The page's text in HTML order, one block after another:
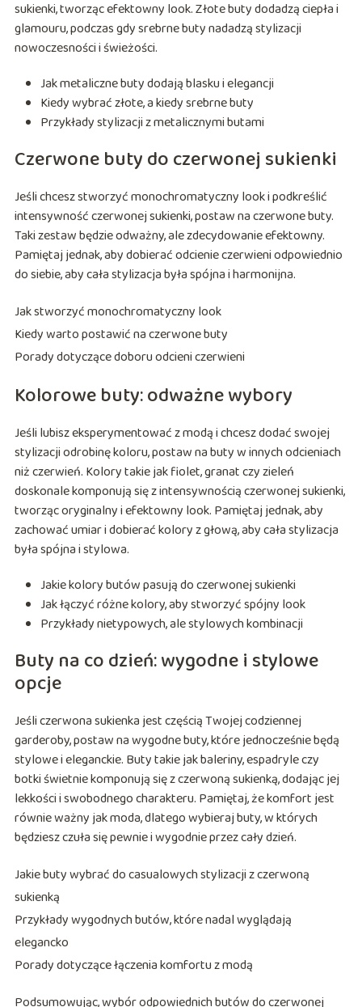
sukienki, tworząc efektowny look. Złote buty dodadzą ciepła i
glamouru, podczas gdy srebrne buty nadadzą stylizacji
nowoczesności i świeżości.
Jak metaliczne buty dodają blasku i elegancji
Kiedy wybrać złote, a kiedy srebrne buty
Przykłady stylizacji z metalicznymi butami
Czerwone buty do czerwonej sukienki
Jeśli chcesz stworzyć monochromatyczny look i podkreślić
intensywność czerwonej sukienki, postaw na czerwone buty.
Taki zestaw będzie odważny, ale zdecydowanie efektowny.
Pamiętaj jednak, aby dobierać odcienie czerwieni odpowiednio
do siebie, aby cała stylizacja była spójna i harmonijna.
Jak stworzyć monochromatyczny look
Kiedy warto postawić na czerwone buty
Porady dotyczące doboru odcieni czerwieni
Kolorowe buty: odważne wybory
Jeśli lubisz eksperymentować z modą i chcesz dodać swojej
stylizacji odrobinę koloru, postaw na buty w innych odcieniach
niż czerwień. Kolory takie jak fiolet, granat czy zieleń
doskonale komponują się z intensywnością czerwonej sukienki,
tworząc oryginalny i efektowny look. Pamiętaj jednak, aby
zachować umiar i dobierać kolory z głową, aby cała stylizacja
była spójna i stylowa.
Jakie kolory butów pasują do czerwonej sukienki
Jak łączyć różne kolory, aby stworzyć spójny look
Przykłady nietypowych, ale stylowych kombinacji
Buty na co dzień: wygodne i stylowe
opcje
Jeśli czerwona sukienka jest częścią Twojej codziennej
garderoby, postaw na wygodne buty, które jednocześnie będą
stylowe i eleganckie. Buty takie jak baleriny, espadryle czy
botki świetnie komponują się z czerwoną sukienką, dodając jej
lekkości i swobodnego charakteru. Pamiętaj, że komfort jest
równie ważny jak moda, dlatego wybieraj buty, w których
będziesz czuła się pewnie i wygodnie przez cały dzień.
Jakie buty wybrać do casualowych stylizacji z czerwoną
sukienką
Przykłady wygodnych butów, które nadal wyglądają
elegancko
Porady dotyczące łączenia komfortu z modą
Podsumowując, wybór odpowiednich butów do czerwonej